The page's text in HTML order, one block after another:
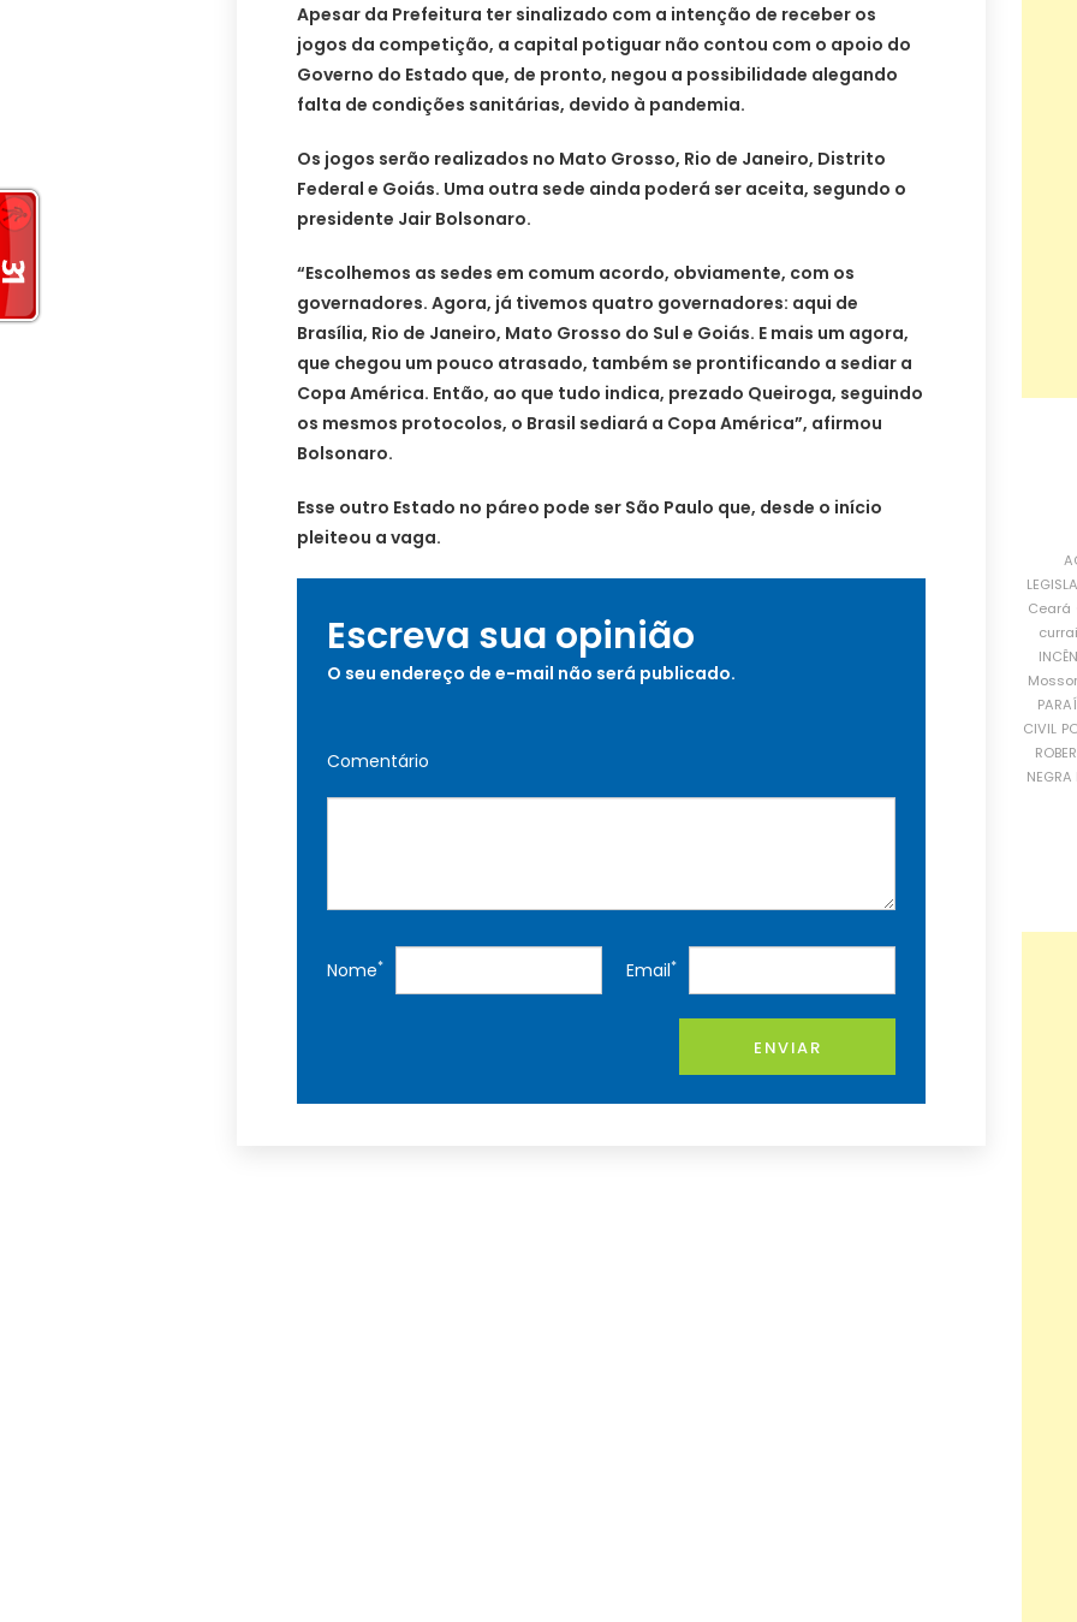
Apesar da Prefeitura ter sinalizado com a intenção de receber os
jogos da competição, a capital potiguar não contou com o apoio do
Governo do Estado que, de pronto, negou a possibilidade alegando
falta de condições sanitárias, devido à pandemia.
Os jogos serão realizados no Mato Grosso, Rio de Janeiro, Distrito
Federal e Goiás. Uma outra sede ainda poderá ser aceita, segundo o
presidente Jair Bolsonaro.
“Escolhemos as sedes em comum acordo, obviamente, com os
governadores. Agora, já tivemos quatro governadores: aqui de
Brasília, Rio de Janeiro, Mato Grosso do Sul e Goiás. E mais um agora,
que chegou um pouco atrasado, também se prontificando a sediar a
Copa América. Então, ao que tudo indica, prezado Queiroga, seguindo
os mesmos protocolos, o Brasil sediará a Copa América”, afirmou
Bolsonaro.
Esse outro Estado no páreo pode ser São Paulo que, desde o início
pleiteou a vaga.
Escreva sua opinião
O seu endereço de e-mail não será publicado.
Comentário
Nome* Email*
ENVIAR
Ceará
CIVIL
NEGRA